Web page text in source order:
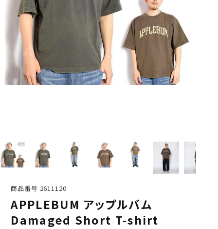
商品番号 2611120
APPLEBUM アップルバム
Damaged Short T-shirt